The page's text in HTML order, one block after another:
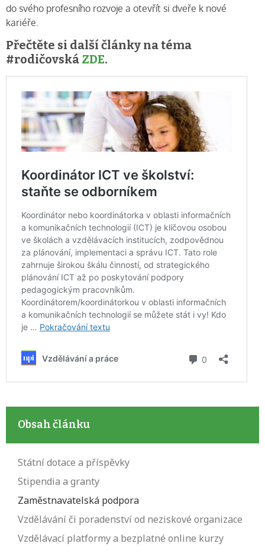
do svého profesního rozvoje a otevřít si dveře k nové
kariéře.
Přečtěte si další články na téma
#rodičovská ZDE.
Obsah článku
Státní dotace a příspěvky
Stipendia a granty
Zaměstnavatelská podpora
Vzdělávání či poradenství od neziskové organizace
Vzdělávací platformy a bezplatné online kurzy